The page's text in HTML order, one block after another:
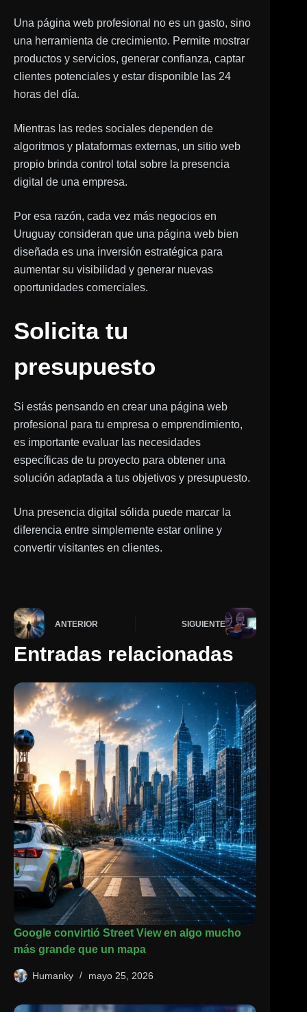
Una página web profesional no es un gasto, sino
una herramienta de crecimiento. Permite mostrar
productos y servicios, generar confianza, captar
clientes potenciales y estar disponible las 24
horas del día.
Mientras las redes sociales dependen de
algoritmos y plataformas externas, un sitio web
propio brinda control total sobre la presencia
digital de una empresa.
Por esa razón, cada vez más negocios en
Uruguay consideran que una página web bien
diseñada es una inversión estratégica para
aumentar su visibilidad y generar nuevas
oportunidades comerciales.
Solicita tu
presupuesto
Si estás pensando en crear una página web
profesional para tu empresa o emprendimiento,
es importante evaluar las necesidades
específicas de tu proyecto para obtener una
solución adaptada a tus objetivos y presupuesto.
Una presencia digital sólida puede marcar la
diferencia entre simplemente estar online y
convertir visitantes en clientes.
ANTERIOR SIGUIENTE
Entradas relacionadas
Google convirtió Street View en algo mucho
más grande que un mapa
Humanky mayo 25, 2026